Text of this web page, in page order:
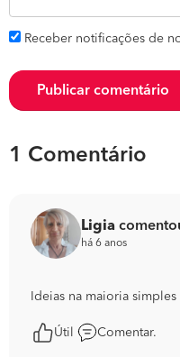
Receber notificações de
Publicar comentário
1 Comentário
Ligia
há 6 anos
Ideias na maioria
Útil Comentar.